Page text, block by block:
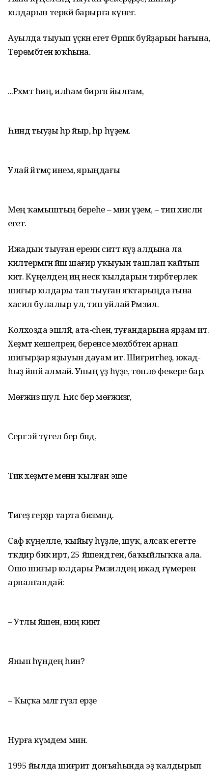
юлдарын теркәй барырға күнегә.
Ауылда тыуып үҫкән егет Өршәк буйҙарын һағына,
Төрөмбәтен юҡһына.
...Рәхмәт һиңә, илһам биргән йылғам,
Һиндә тыуҙы һәр йыр, һәр һүҙем.
Улай әйтмәҫ инем, ярыңдағы
Мең ҡамыштың береһе – мин үҙем, – тип хисләнә
егет.
Ижадын тыуған еренән ситтә күҙ алдына ла
килтермәгән йәш шағир уҡыуын ташлап ҡайтып
китә. Күңелдең иң нескә ҡылдарын тирбәтерлек
шиғыр юлдары тап тыуған яҡтарыңда ғына
хасил булалыр ул, тип уйлай Рәмзил.
Колхозда эшләй, ата-әсәһенә, туған­дарына ярҙам итә.
Хеҙмәт кешеләренә, беренсе мөхәббәтенә арнап
шиғырҙар яҙыуын дауам итә. Шиғриәтһеҙ, ижад­
һыҙ йәшәй алмай. Уның үҙ һүҙе, төплө фекере бар.
Мөғжизә шул. Һис бер мөғжизәгә,
Сергә эйә түгел бер бәндә,
Тик хеҙмәте менән ҡылған эше
Тигеҙ герҙәр тарта бизмәндә.
Саф күңелле, ҡыйыу һүҙле, шуҡ, алсаҡ егетте
тәҡдир бик иртә, 25 йәшендә генә, баҡыйлыҡҡа ала.
Ошо шиғыр юлдары Рәмзилдең ижад ғүмеренә
арналғандай:
– Утлы йәшен, ниңә кинәт
Янып һүндең һин?
– Ҡыҫҡа мәлгә гүзәл ерҙе
Нурға күмдем мин.
1995 йылда шиғриәт донъяһында эҙ ҡалдырып